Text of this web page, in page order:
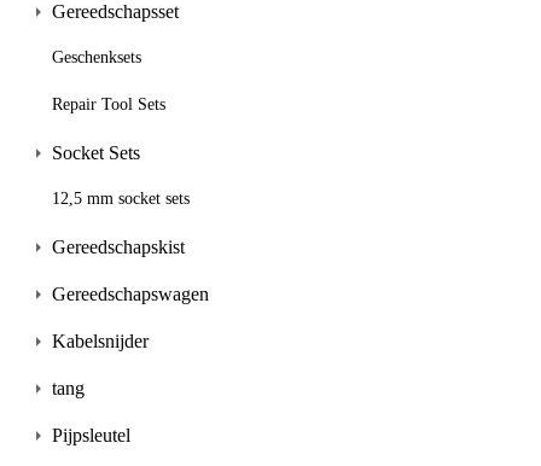
Gereedschapsset
Geschenksets
Repair Tool Sets
Socket Sets
12,5 mm socket sets
Gereedschapskist
Gereedschapswagen
Kabelsnijder
tang
Pijpsleutel